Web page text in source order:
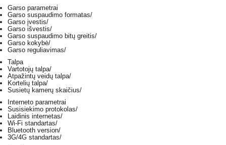
Garso parametrai
Garso suspaudimo formatas/
Garso įvestis/
Garso išvestis/
Garso suspaudimo bitų greitis/
Garso kokybė/
Garso reguliavimas/
Talpa
Vartotojų talpa/
Atpažintų veidų talpa/
Kortelių talpa/
Susietų kamerų skaičius/
Interneto parametrai
Susisiekimo protokolas/
Laidinis internetas/
Wi-Fi standartas/
Bluetooth version/
3G/4G standartas/